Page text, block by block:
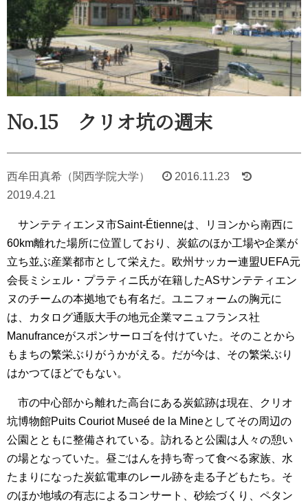
No.15 クリオ坑の週末
西牟田真希（関西学院大学）
2016.11.23
2019.4.21
サンテティエンヌ市Saint-Étienneは、リヨンから南西に
60km離れた場所に位置しており、炭鉱のほか工場や企業が
立ち並ぶ産業都市として栄えた。欧州サッカー連盟UEFA元
会長ミシェル・プラティニ氏が在籍したASサンテティエン
ヌのチームの本拠地でも有名だ。ユニフォームの胸元に
は、カタログ通販大手の地元企業マニュフランス社
Manufranceがスポンサーロゴを付けていた。そのことから
もまちの繁栄ぶりがうかがえる。だが今は、その繁栄ぶり
はかつてほどでもない。
市の中心部から離れた高台にある炭鉱跡は現在、クリオ
坑博物館Puits Couriot Museé de la Mineとしてその周辺の
公園とともに整備されている。訪れると公園は人々の憩い
の場となっていた。昼ごはんを持ち寄って食べる家族、水
たまりになった炭鉱電車のレール跡を走る子どもたち。そ
のほか地域の有志によるコンサート、砂絵づくり、ペタン